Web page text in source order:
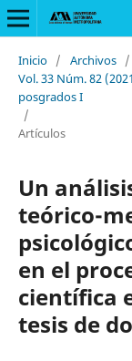
Inicio / Archivos /
Vol. 33 Núm. 82
posgrados I
/
Artículos
Un
teórico-
en el
científica
tesis de